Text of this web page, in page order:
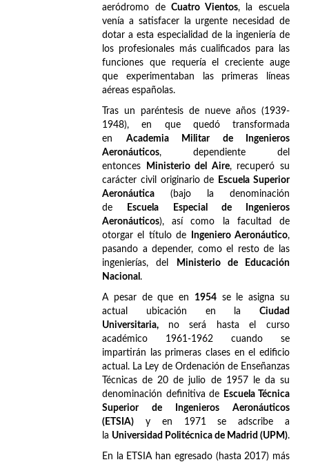
aeródromo deCuatro Vientos, la escuela
venía a satisfacer la urgente necesidad de
dotar a esta especialidad de la ingeniería de
los profesionales más cualificados para las
funciones que requería el creciente auge
que experimentaban las primeras líneas
aéreas españolas.
Tras un paréntesis de nueve años (1939-
1948), en que quedó transformada
en Academia Militar de Ingenieros
Aeronáuticos, dependiente del
entonces
Ministerio del Aire, recuperó su
carácter civil originario de
Escuela Superior
Aeronáutica (bajo la denominación
de
Escuela Especial de Ingenieros
Aeronáuticos), así como la facultad de
otorgar el título de
Ingeniero Aeronáutico,
pasando a depender, como el resto de las
ingenierías, del
Ministerio de Educación
Nacional .
A pesar de que en 1954se le asigna su
actual ubicación en la Ciudad
Universitaria, no será hasta el curso
académico 1961-1962 cuando se
impartirán las primeras clases en el edificio
actual. La Ley de Ordenación de Enseñanzas
Técnicas de 20 de julio de 1957 le da su
denominación definitiva de
Escuela Técnica
Superior de Ingenieros Aeronáuticos
(ETSIA) y en 1971 se adscribe a
la Universidad Politécnica de Madrid (UPM).
En la ETSIA han egresado (hasta 2017) más